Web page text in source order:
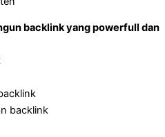
backlink yang powerfull dan
backlink